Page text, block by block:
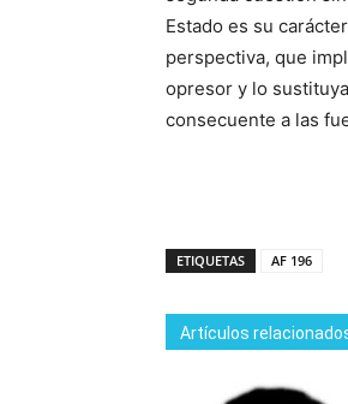
Estado es su
perspectiva, que
opresor y lo
consecuente a las
ETIQUETAS AF 196
Artículos